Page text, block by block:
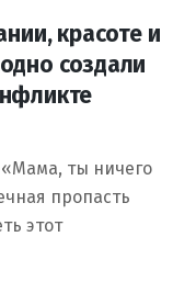
красоте и
создали
ты ничего
пропасть
этот